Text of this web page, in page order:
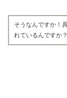
そうなんですか！
れているんですか？